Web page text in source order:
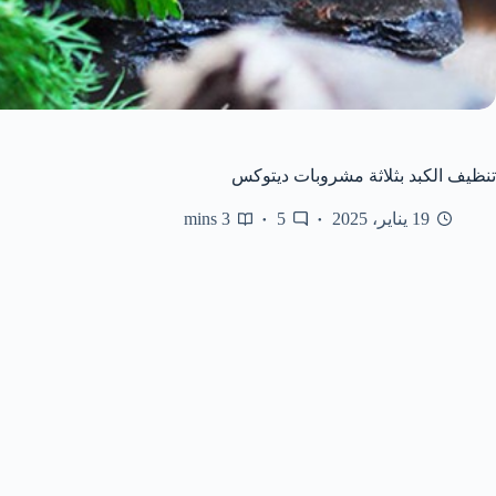
تنظيف الكبد بثلاثة مشروبات ديتوكس
19 يناير، 2025 5
3 mins